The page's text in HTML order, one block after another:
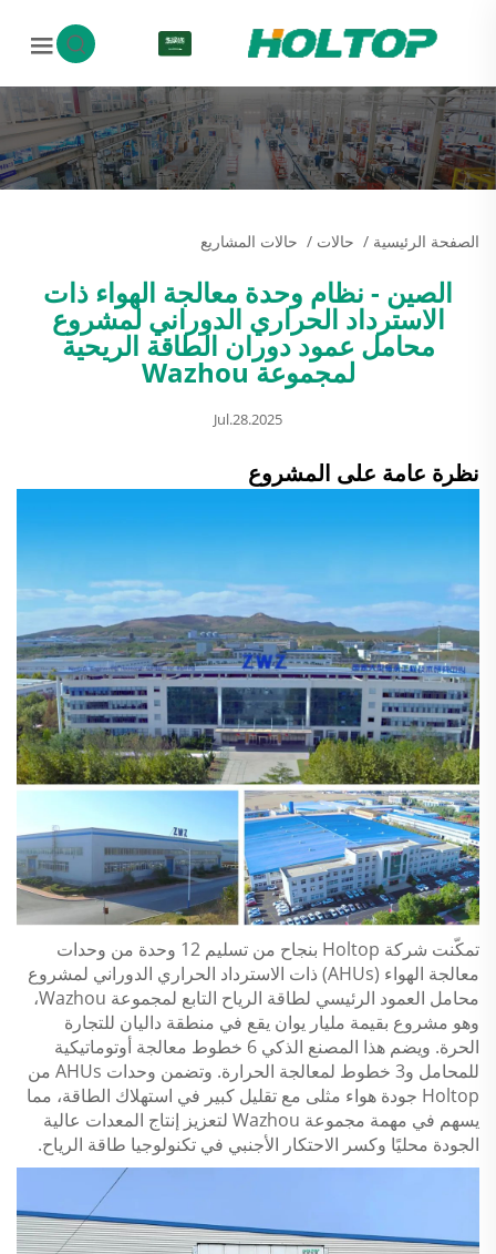
الصفحة الرئيسية / حالات / حالات المشاريع
الصين - نظام وحدة معالجة الهواء ذات
الاسترداد الحراري الدوراني لمشروع
محامل عمود دوران الطاقة الريحية
لمجموعة Wazhou
Jul.28.2025
نظرة عامة على المشروع
تمكّنت شركة Holtop بنجاح من تسليم 12 وحدة من وحدات
معالجة الهواء (AHUs) ذات الاسترداد الحراري الدوراني لمشروع
محامل العمود الرئيسي لطاقة الرياح التابع لمجموعة Wazhou،
وهو مشروع بقيمة مليار يوان يقع في منطقة داليان للتجارة
الحرة. ويضم هذا المصنع الذكي 6 خطوط معالجة أوتوماتيكية
للمحامل و3 خطوط لمعالجة الحرارة. وتضمن وحدات AHUs من
Holtop جودة هواء مثلى مع تقليل كبير في استهلاك الطاقة، مما
يسهم في مهمة مجموعة Wazhou لتعزيز إنتاج المعدات عالية
الجودة محليًا وكسر الاحتكار الأجنبي في تكنولوجيا طاقة الرياح.